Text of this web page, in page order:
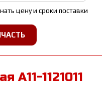
цену и сроки поставки
A11-1121011